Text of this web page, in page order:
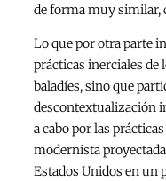
de forma muy similar,
Lo que por otra parte
prácticas inerciales de
baladíes, sino que
descontextualización
a cabo por las
modernista
Estados Unidos en un